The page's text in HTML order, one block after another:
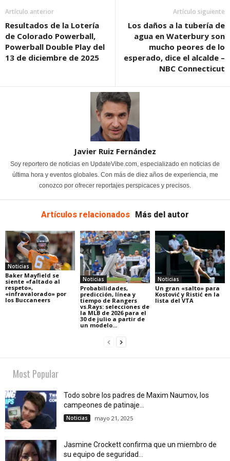
Artículo anterior
Resultados de la Lotería
de Colorado Powerball,
Powerball Double Play del
13 de diciembre de 2025
Artículo siguiente
Los daños a la tubería de
agua en Waterbury son
mucho peores de lo
esperado, dice el alcalde –
NBC Connecticut
Javier Ruiz Fernández
Soy reportero de noticias en UpdateVibe.com, especializado en noticias de
última hora y eventos globales. Con más de diez años de experiencia, me
conozco por ofrecer reportajes perspicaces y precisos.
Artículos relacionados Más del autor
Noticias
Baker Mayfield se
siente «faltado al
respeto»,
«infravalorado» por
los Buccaneers
Noticias
Probabilidades,
predicción, línea y
tiempo de Rangers
vs.Rays: selecciones de
la MLB de 2026 para el
30 de julio a partir de
un modelo...
Noticias
Un gran «salto» para
Kostović y Ristić en la
lista del VTA
Most Popular
Todo sobre los padres de Maxim Naumov, los
campeones de patinaje...
Noticias mayo 21, 2025
Jasmine Crockett confirma que un miembro de
su equipo de seguridad...